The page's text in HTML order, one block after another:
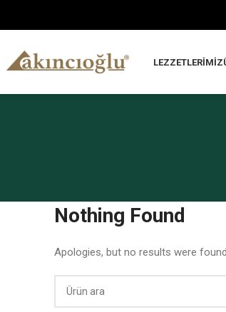
LEZZETLERIMIZ
Nothing Found
Apologies, but no results were